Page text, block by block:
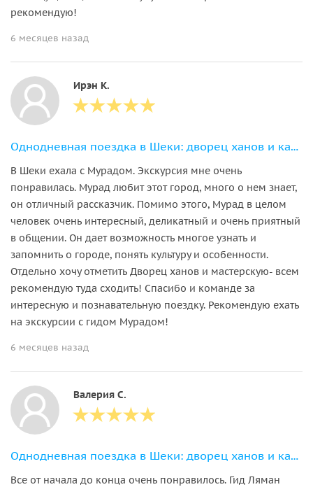
рекомендую!
6 месяцев назад
Ирэн К.
Однодневная поездка в Шеки: дворец ханов и караван-сарай в группе
В Шеки ехала с Мурадом. Экскурсия мне очень
понравилась. Мурад любит этот город, много о нем знает,
он отличный рассказчик. Помимо этого, Мурад в целом
человек очень интересный, деликатный и очень приятный
в общении. Он дает возможность многое узнать и
запомнить о городе, понять культуру и особенности.
Отдельно хочу отметить Дворец ханов и мастерскую- всем
рекомендую туда сходить! Спасибо и команде за
интересную и познавательную поездку. Рекомендую ехать
на экскурсии с гидом Мурадом!
6 месяцев назад
Валерия С.
Однодневная поездка в Шеки: дворец ханов и караван-сарай в группе
Все от начала до конца очень понравилось. Гид Ляман